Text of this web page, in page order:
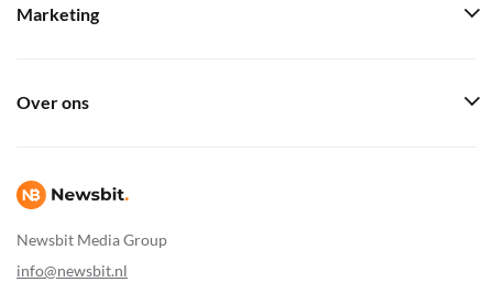
Newsbit Media Group
info@newsbit.nl
Marketing
Over ons